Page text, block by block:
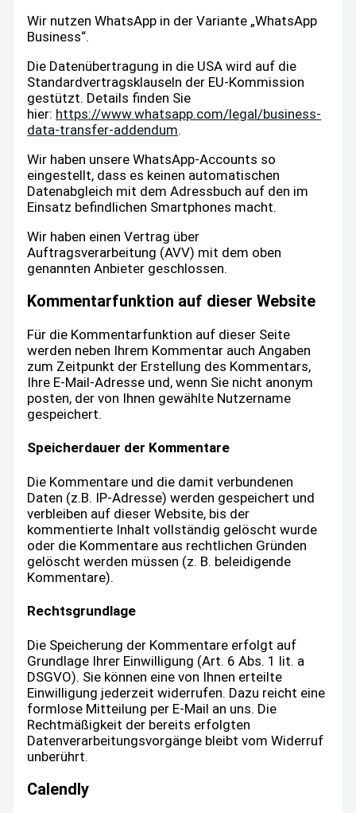
Wir nutzen WhatsApp in der Variante „WhatsApp
Business“.
Die Datenübertragung in die USA wird auf die
Standardvertragsklauseln der EU-Kommission
gestützt. Details finden Sie
hier: https://www.whatsapp.com/legal/business-
data-transfer-addendum.
Wir haben unsere WhatsApp-Accounts so
eingestellt, dass es keinen automatischen
Datenabgleich mit dem Adressbuch auf den im
Einsatz befindlichen Smartphones macht.
Wir haben einen Vertrag über
Auftragsverarbeitung (AVV) mit dem oben
genannten Anbieter geschlossen.
Kommentar­funktion auf dieser Website
Für die Kommentarfunktion auf dieser Seite
werden neben Ihrem Kommentar auch Angaben
zum Zeitpunkt der Erstellung des Kommentars,
Ihre E-Mail-Adresse und, wenn Sie nicht anonym
posten, der von Ihnen gewählte Nutzername
gespeichert.
Speicherdauer der Kommentare
Die Kommentare und die damit verbundenen
Daten (z.B. IP-Adresse) werden gespeichert und
verbleiben auf dieser Website, bis der
kommentierte Inhalt vollständig gelöscht wurde
oder die Kommentare aus rechtlichen Gründen
gelöscht werden müssen (z. B. beleidigende
Kommentare).
Rechtsgrundlage
Die Speicherung der Kommentare erfolgt auf
Grundlage Ihrer Einwilligung (Art. 6 Abs. 1 lit. a
DSGVO). Sie können eine von Ihnen erteilte
Einwilligung jederzeit widerrufen. Dazu reicht eine
formlose Mitteilung per E-Mail an uns. Die
Rechtmäßigkeit der bereits erfolgten
Datenverarbeitungsvorgänge bleibt vom Widerruf
unberührt.
Calendly